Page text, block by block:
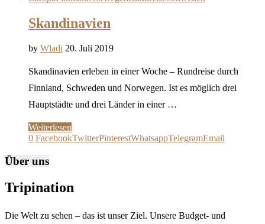
Skandinavien
by Wladi 20. Juli 2019
Skandinavien erleben in einer Woche – Rundreise durch
Finnland, Schweden und Norwegen. Ist es möglich drei
Hauptstädte und drei Länder in einer …
Weiterlesen
0 FacebookTwitterPinterestWhatsappTelegramEmail
Über uns
Tripination
Die Welt zu sehen – das ist unser Ziel. Unsere Budget- und